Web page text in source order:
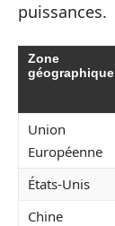
puissances.
Zone
géographique
Union
Européenne
États-Unis
Chine